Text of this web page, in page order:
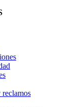
reclamos